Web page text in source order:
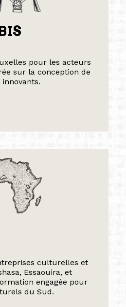
pour les acteurs
sur la conception de
culturelles et
Essaouira, et
engagée pour
du Sud.